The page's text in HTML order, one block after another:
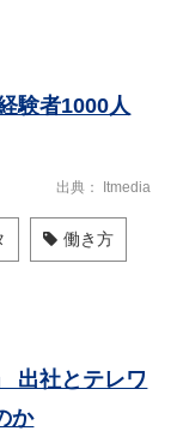
験者1000人
出典 Itmedia
働き方
出社とテレワ
か